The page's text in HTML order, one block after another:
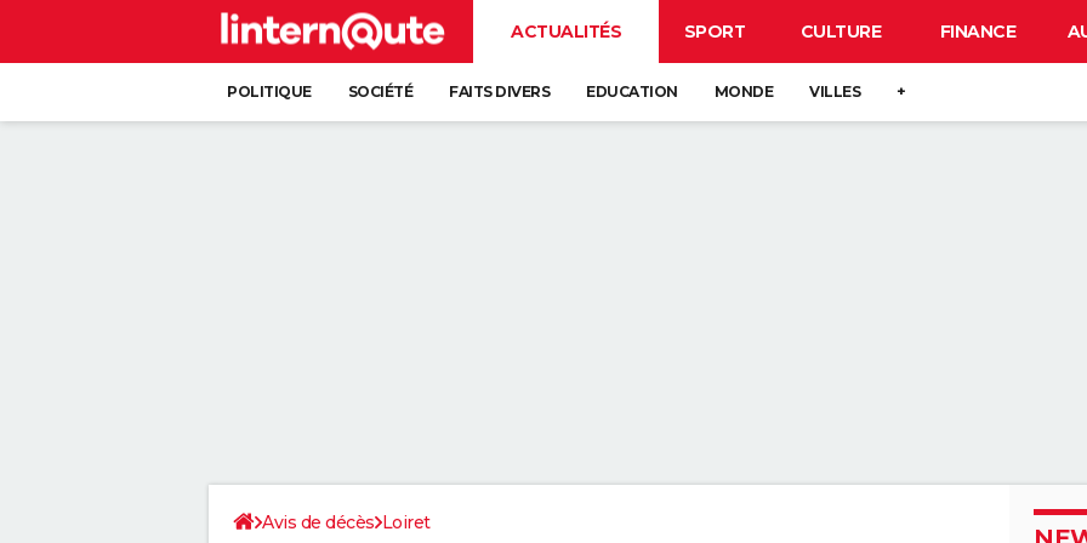
ACTUALITÉS SPORT CULTURE FINANCE
POLITIQUE SOCIÉTÉ FAITS DIVERS EDUCATION MONDE VILLES +
Avis de décès Loiret